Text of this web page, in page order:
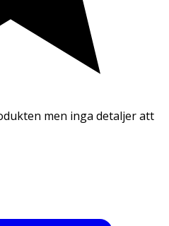
men inga detaljer att